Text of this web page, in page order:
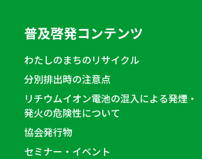
普及啓発コンテンツ
わたしのまちのリサイクル
分別排出時の注意点
リチウムイオン電池の混入による発煙・
発火の危険性について
協会発行物
セミナー・イベント